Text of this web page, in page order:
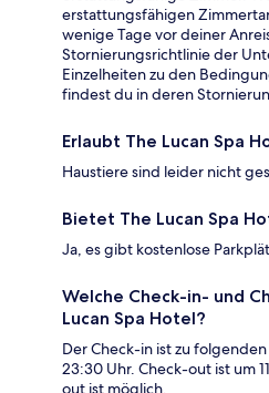
erstattungsfähigen
wenige Tage vor deiner
Stornierungsrichtlinie der
Einzelheiten zu den
findest du in deren
Erlaubt The Lucan Spa
Haustiere sind leider nicht
Bietet The Lucan Spa
Ja, es gibt kostenlose
Welche Check-in- und
Lucan Spa Hotel?
Der Check-in ist zu
23:30 Uhr. Check-out ist um
out ist möglich.